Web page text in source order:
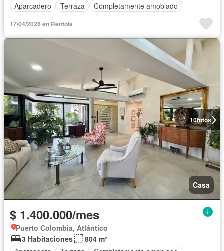
Aparcadero
Terraza Completamente amoblado
17/04/2026 en Rentola
10fotos
Casa
$ 1.400.000/mes
Puerto Colombia, Atlántico
3 Habitaciones
804 m²